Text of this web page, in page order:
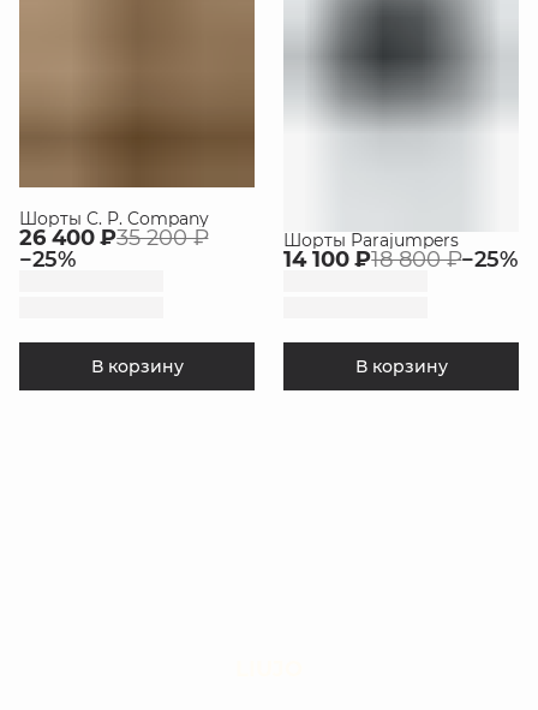
Шорты C. P. Company
26 400 ₽35 200 ₽
−25%
В корзину
Шорты Parajumpers
14 100 ₽18 800 ₽−25%
В корзину